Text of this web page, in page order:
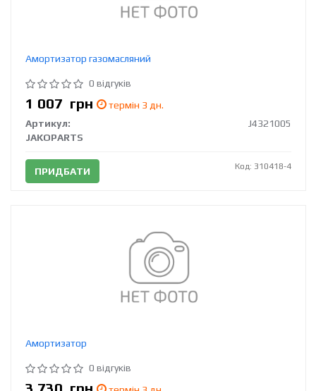
Амортизатор газомасляний
0 відгуків
1 007 грн
термін 3 дн.
Артикул:
J4321005
JAKOPARTS
ПРИДБАТИ Код: 310418-4
Амортизатор
0 відгуків
3 730 грн